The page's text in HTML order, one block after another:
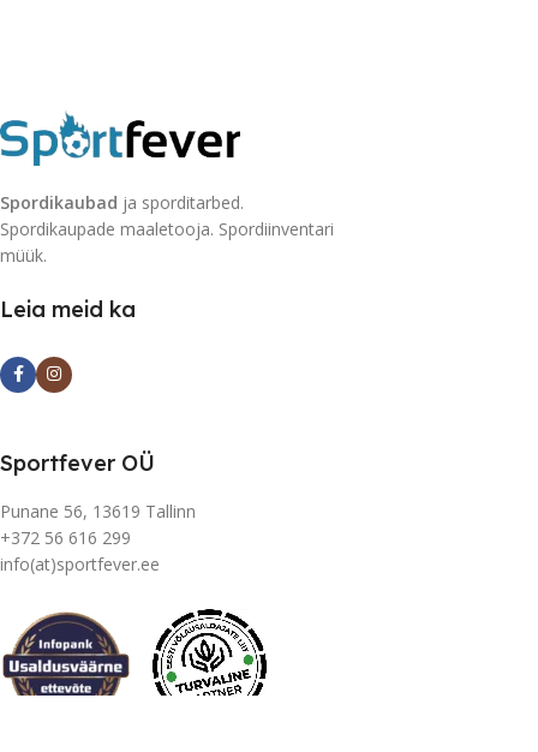
Spordikaubad ja sporditarbed.
Spordikaupade maaletooja. Spordiinventari
müük.
Leia meid ka
Sportfever OÜ
Punane 56, 13619 Tallinn
+372 56 616 299
info(at)sportfever.ee